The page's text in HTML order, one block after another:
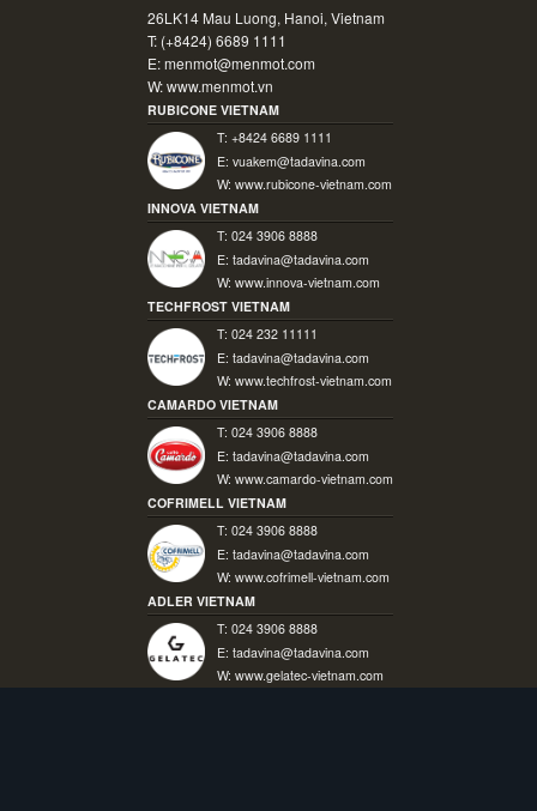
26LK14 Mau Luong, Hanoi, Vietnam
T: (+8424) 6689 1111
E:menmot@menmot.com
W:www.menmot.vn
RUBICONE VIETNAM
T: +8424 6689 1111
E: vuakem@tadavina.com
W: www.rubicone-vietnam.com
INNOVA VIETNAM
T: 024 3906 8888
E: tadavina@tadavina.com
W: www.innova-vietnam.com
TECHFROST VIETNAM
T: 024 232 11111
E: tadavina@tadavina.com
W: www.techfrost-vietnam.com
CAMARDO VIETNAM
T: 024 3906 8888
E: tadavina@tadavina.com
W: www.camardo-vietnam.com
COFRIMELL VIETNAM
T: 024 3906 8888
E: tadavina@tadavina.com
W: www.cofrimell-vietnam.com
ADLER VIETNAM
T: 024 3906 8888
E: tadavina@tadavina.com
W: www.gelatec-vietnam.com